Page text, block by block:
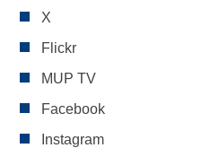
X
Flickr
MUP TV
Facebook
Instagram